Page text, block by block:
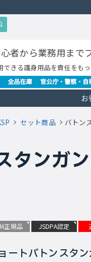
者から業務用まで
できる護身用品を責任をも
お
セット商品 バトン
タンガ
正規品 JSDPA認定
ートバトンスタ